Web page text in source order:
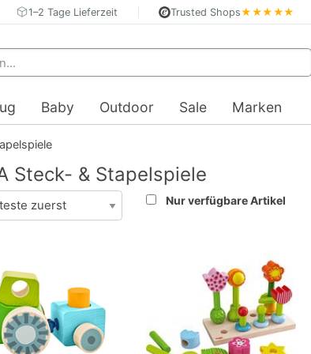
1–2 Tage Lieferzeit Trusted Shops★★★★★
Baby Outdoor Sale Marken
Steck- & Stapelspiele
Nur verfügbare Artikel